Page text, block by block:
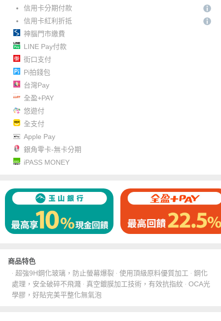
信用卡分期付款
信用卡紅利折抵
神腦門市繳費
LINE Pay付款
街口支付
Pi拍錢包
台灣Pay
全盈+PAY
悠遊付
全支付
Apple Pay
銀角零卡-無卡分期
iPASS MONEY
商品特色
‧ 超強9H鋼化玻璃，防止螢幕爆裂 ‧ 使用頂級原料優質加工 ‧ 鋼化
處理，安全破碎不飛濺 ‧ 真空鍍膜加工技術，有效抗指紋 ‧ OCA光
學膠，好貼完美平整化無氣泡